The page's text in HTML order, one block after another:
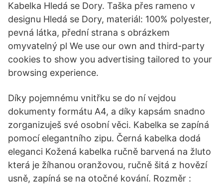
Kabelka Hledá se Dory. Taška přes rameno v
designu Hledá se Dory, materiál: 100% polyester,
pevná látka, přední strana s obrázkem
omyvatelný pl We use our own and third-party
cookies to show you advertising tailored to your
browsing experience.
Díky pojemnému vnitřku se do ní vejdou
dokumenty formátu A4, a díky kapsám snadno
zorganizuješ své osobní věci. Kabelka se zapíná
pomocí elegantního zipu. Černá kabelka dodá
eleganci Kožená kabelka ručně barvená na žluto
která je žíhanou oranžovou, ručně šitá z hovězí
usně, zapíná se na otočné kování. Rozměr :